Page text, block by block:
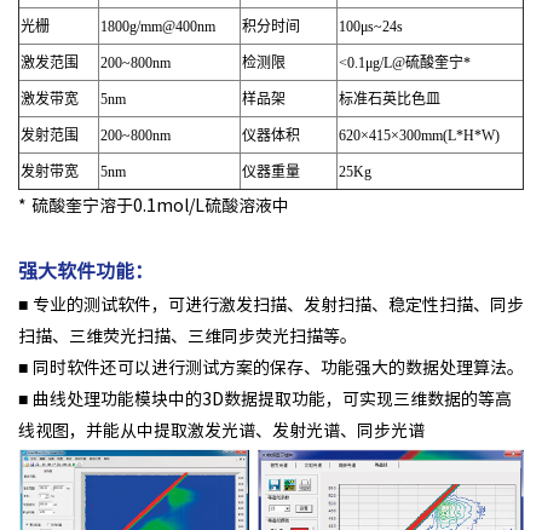
光栅 1800g/mm@400nm 积分时间 100μs~24s
激发范围 200~800nm 检测限 <0.1μg/L@硫酸奎宁*
激发带宽 5nm 样品架 标准石英比色皿
发射范围 200~800nm 仪器体积 620×415×300mm(L*H*W)
发射带宽 5nm 仪器重量
25Kg
* 硫酸奎宁溶于0.1mol/L硫酸溶液中
强大软件功能：
■ 专业的测试软件，可进行激发扫描、发射扫描、稳定性扫描、同步
扫描、三维荧光扫描、三维同步荧光扫描等。
■ 同时软件还可以进行测试方案的保存、功能强大的数据处理算法。
■ 曲线处理功能模块中的3D数据提取功能，可实现三维数据的等高
线视图，并能从中提取激发光谱、发射光谱、同步光谱